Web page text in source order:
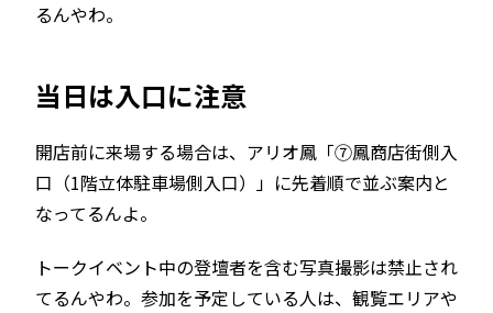
るんやわ。
当日は入口に注意
開店前に来場する場合は、アリオ鳳「⑦鳳商店街側入
口（1階立体駐車場側入口）」に先着順で並ぶ案内と
なってるんよ。
トークイベント中の登壇者を含む写真撮影は禁止され
てるんやわ。参加を予定している人は、観覧エリアや